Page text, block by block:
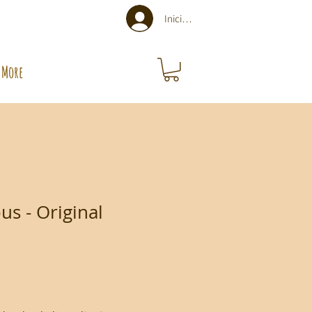
Iniciar sesión
More
- Original